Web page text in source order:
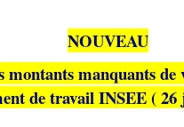
NOUVEAU
montants manquants de
de travail INSEE ( 26